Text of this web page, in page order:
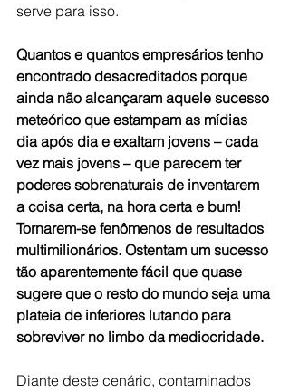
serve para isso.
Quantos e quantos empresários tenho
encontrado desacreditados porque
ainda não alcançaram aquele sucesso
meteórico que estampam as mídias
dia após dia e exaltam jovens – cada
vez mais jovens – que parecem ter
poderes sobrenaturais de inventarem
a coisa certa, na hora certa e bum!
Tornarem-se fenômenos de resultados
multimilionários. Ostentam um sucesso
tão aparentemente fácil que quase
sugere que o resto do mundo seja uma
plateia de inferiores lutando para
sobreviver no limbo da mediocridade.
Diante deste cenário, contaminados